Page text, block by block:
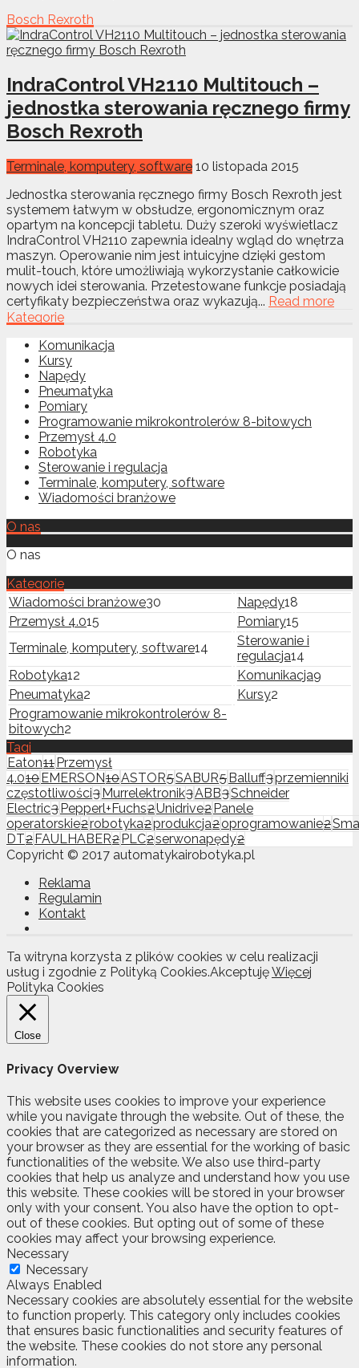
Bosch Rexroth
IndraControl VH2110 Multitouch –
jednostka sterowania ręcznego firmy
Bosch Rexroth
Terminale, komputery, software 10 listopada 2015
Jednostka sterowania ręcznego firmy Bosch Rexroth jest
systemem łatwym w obsłudze, ergonomicznym oraz
opartym na koncepcji tabletu. Duży szeroki wyświetlacz
IndraControl VH2110 zapewnia idealny wgląd do wnętrza
maszyn. Operowanie nim jest intuicyjne dzięki gestom
mulit-touch, które umożliwiają wykorzystanie całkowicie
nowych idei sterowania. Przetestowane funkcje posiadają
certyfikaty bezpieczeństwa oraz wykazują... Read more
Kategorie
Komunikacja
Kursy
Napędy
Pneumatyka
Pomiary
Programowanie mikrokontrolerów 8-bitowych
Przemysł 4.0
Robotyka
Sterowanie i regulacja
Terminale, komputery, software
Wiadomości branżowe
O nas
O nas
Kategorie
Wiadomości branżowe30 Napędy18
Przemysł 4.015 Pomiary15
Terminale, komputery, software14
Sterowanie i
regulacja14
Robotyka12 Komunikacja9
Pneumatyka2 Kursy2
Programowanie mikrokontrolerów 8-
bitowych2
Tagi
Eaton11 Przemysł
4.010 EMERSON10ASTOR5SABUR5 Balluff3przemienniki
częstotliwości3 Murrelektronik3ABB3Schneider
Electric3 Pepperl+Fuchs2Unidrive2 Panele
operatorskie2robotyka2produkcja2oprogramowanie2
DT2 FAULHABER2 PLC2serwonapędy2
Copyricht © 2017 automatykairobotyka.pl
Reklama
Regulamin
Kontakt
Ta witryna korzysta z plików cookies w celu realizacji
usług i zgodnie z Polityką Cookies.AkceptujęWięcej
Polityka Cookies
Close
Privacy Overview
This website uses cookies to improve your experience
while you navigate through the website. Out of these, the
cookies that are categorized as necessary are stored on
your browser as they are essential for the working of basic
functionalities of the website. We also use third-party
cookies that help us analyze and understand how you use
this website. These cookies will be stored in your browser
only with your consent. You also have the option to opt-
out of these cookies. But opting out of some of these
cookies may affect your browsing experience.
Necessary
Necessary
Always Enabled
Necessary cookies are absolutely essential for the website
to function properly. This category only includes cookies
that ensures basic functionalities and security features of
the website. These cookies do not store any personal
information.